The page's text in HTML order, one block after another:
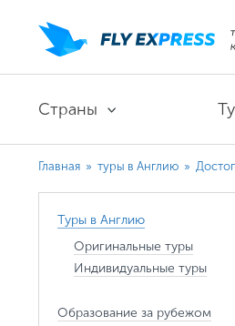
Страны
Главная » туры в Англию »
Туры в Англию
Оригинальные туры
Индивидуальные туры
Образование за рубежом